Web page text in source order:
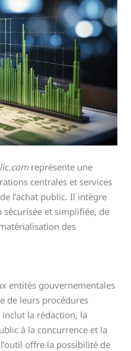
représente une
centrales et services
l’achat public. Il intègre
sécurisée et simplifiée, de
des
entités gouvernementales
de leurs procédures
inclut la rédaction, la
à la concurrence et la
offre la possibilité de